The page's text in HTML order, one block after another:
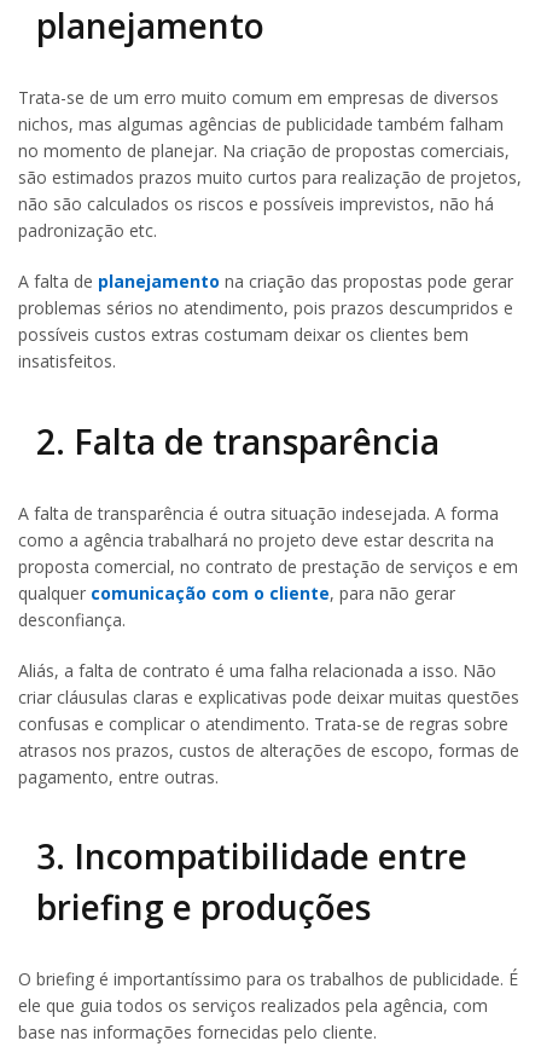
planejamento
Trata-se de um erro muito comum em empresas de diversos
nichos, mas algumas agências de publicidade também falham
no momento de planejar. Na criação de propostas comerciais,
são estimados prazos muito curtos para realização de projetos,
não são calculados os riscos e possíveis imprevistos, não há
padronização etc.
A falta de planejamento na criação das propostas pode gerar
problemas sérios no atendimento, pois prazos descumpridos e
possíveis custos extras costumam deixar os clientes bem
insatisfeitos.
2. Falta de transparência
A falta de transparência é outra situação indesejada. A forma
como a agência trabalhará no projeto deve estar descrita na
proposta comercial, no contrato de prestação de serviços e em
qualquer comunicação com o cliente, para não gerar
desconfiança.
Aliás, a falta de contrato é uma falha relacionada a isso. Não
criar cláusulas claras e explicativas pode deixar muitas questões
confusas e complicar o atendimento. Trata-se de regras sobre
atrasos nos prazos, custos de alterações de escopo, formas de
pagamento, entre outras.
3. Incompatibilidade entre
briefing e produções
O briefing é importantíssimo para os trabalhos de publicidade. É
ele que guia todos os serviços realizados pela agência, com
base nas informações fornecidas pelo cliente.